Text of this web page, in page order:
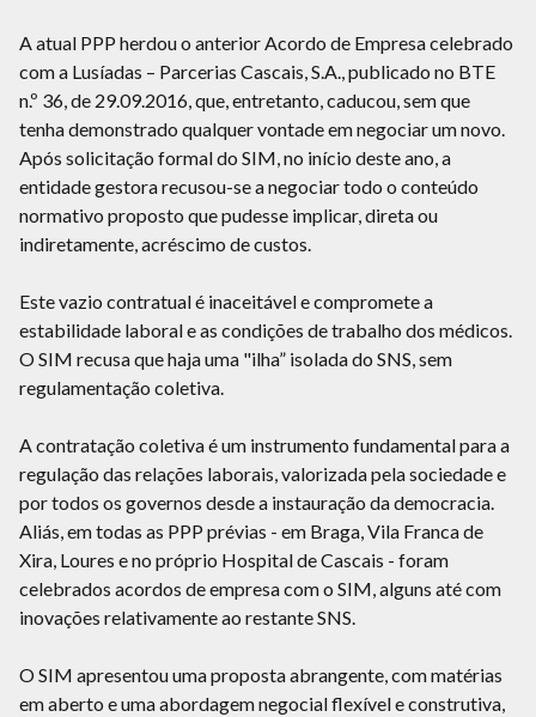
A atual PPP herdou o anterior Acordo de Empresa celebrado
com a Lusíadas – Parcerias Cascais, S.A., publicado no BTE
n.º 36, de 29.09.2016, que, entretanto, caducou, sem que
tenha demonstrado qualquer vontade em negociar um novo.
Após solicitação formal do SIM, no início deste ano, a
entidade gestora recusou-se a negociar todo o conteúdo
normativo proposto que pudesse implicar, direta ou
indiretamente, acréscimo de custos.
Este vazio contratual é inaceitável e compromete a
estabilidade laboral e as condições de trabalho dos médicos.
O SIM recusa que haja uma "ilha” isolada do SNS, sem
regulamentação coletiva.
A contratação coletiva é um instrumento fundamental para a
regulação das relações laborais, valorizada pela sociedade e
por todos os governos desde a instauração da democracia.
Aliás, em todas as PPP prévias - em Braga, Vila Franca de
Xira, Loures e no próprio Hospital de Cascais - foram
celebrados acordos de empresa com o SIM, alguns até com
inovações relativamente ao restante SNS.
O SIM apresentou uma proposta abrangente, com matérias
em aberto e uma abordagem negocial flexível e construtiva,